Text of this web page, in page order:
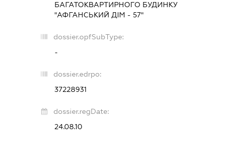
БАГАТОКВАРТИРНОГО БУДИНКУ
"АФГАНСЬКИЙ ДІМ - 57"
dossier.opfSubType:
-
dossier.edrpo:
37228931
dossier.regDate:
24.08.10